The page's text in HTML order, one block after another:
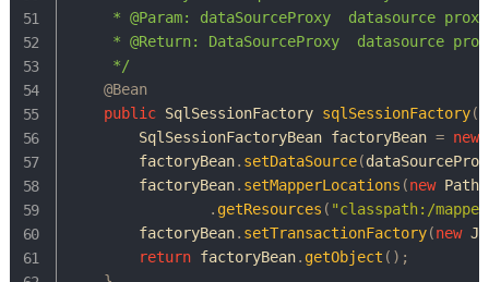
     * @Param: dataSourceProxy  datasource proxy
* @Return: DataSourceProxy  datasource
     */
@Bean
public SqlSessionFactory sqlSessionFactory(
SqlSessionFactoryBean factoryBean = new
        factoryBean
. setDataSource(
        factoryBean
. setMapperLocations (new
. getResources ( "classpath:/
        factoryBean
. setTransactionFactory(new
return factoryBean. getObject ( ) ;